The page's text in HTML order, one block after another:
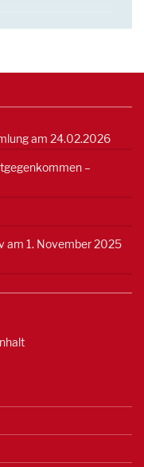
am 24.02.2026
–
am 1. November 2025